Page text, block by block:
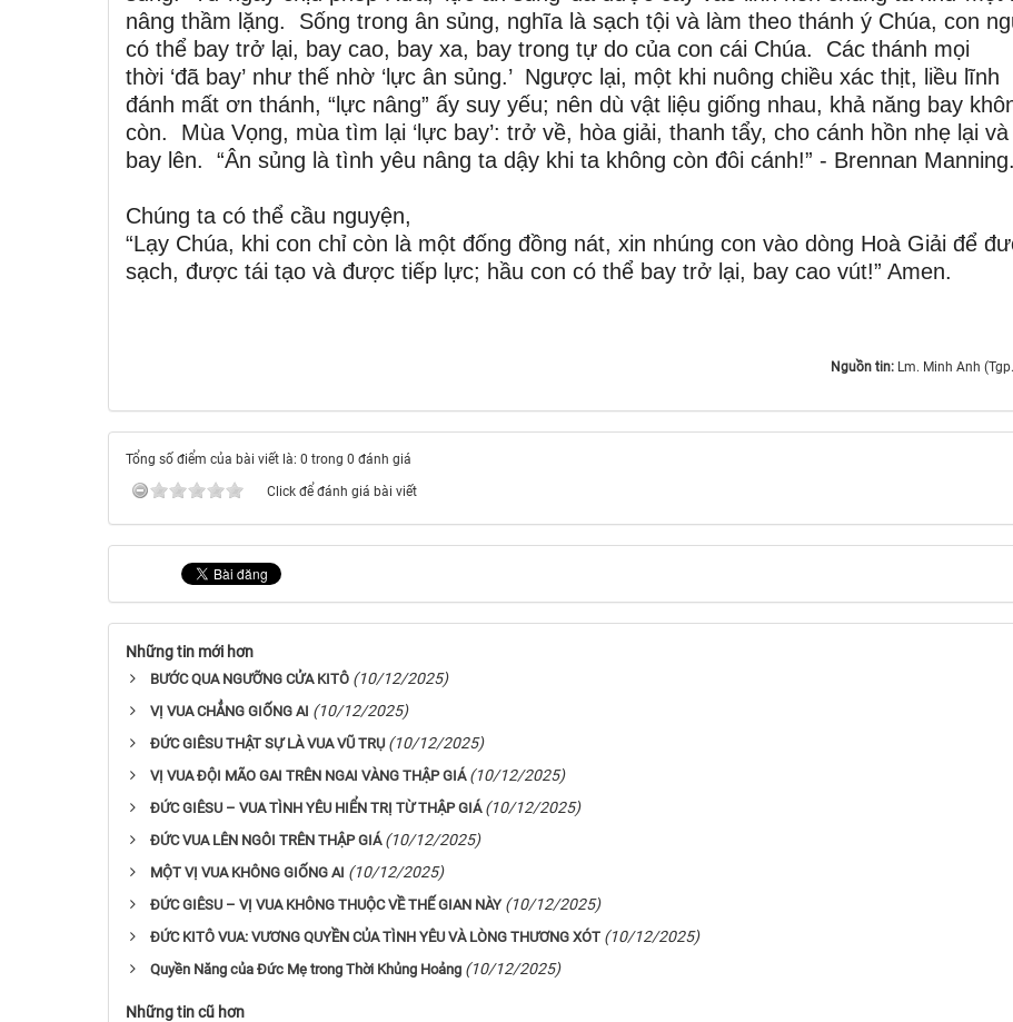
nâng thầm lặng. Sống trong ân sủng, nghĩa là sạch tội và làm theo thánh ý Chúa, con
có thể bay trở lại, bay cao, bay xa, bay trong tự do của con cái Chúa. Các thánh mọi
thời ‘đã bay’ như thế nhờ ‘lực ân sủng.’ Ngược lại, một khi nuông chiều xác thịt, liều lĩnh
đánh mất ơn thánh, “lực nâng” ấy suy yếu; nên dù vật liệu giống nhau, khả năng bay
còn. Mùa Vọng, mùa tìm lại ‘lực bay’: trở về, hòa giải, thanh tẩy, cho cánh hồn nhẹ lại và
bay lên. “Ân sủng là tình yêu nâng ta dậy khi ta không còn đôi cánh!” - Brennan Manning.
Chúng ta có thể cầu nguyện,
“Lạy Chúa, khi con chỉ còn là một đống đồng nát, xin nhúng con vào dòng Hoà Giải để
sạch, được tái tạo và được tiếp lực; hầu con có thể bay trở lại, bay cao vút!” Amen.
Nguồn tin: Lm. Minh Anh
Tổng số điểm của bài viết là: 0 trong 0 đánh giá
Click để đánh giá bài viết
Những tin mới hơn
BƯỚC QUA NGƯỠNG CỬA KITÔ (10/12/2025)
VỊ VUA CHẲNG GIỐNG AI (10/12/2025)
ĐỨC GIÊSU THẬT SỰ LÀ VUA VŨ TRỤ (10/12/2025)
VỊ VUA ĐỘI MÃO GAI TRÊN NGAI VÀNG THẬP GIÁ (10/12/2025)
ĐỨC GIÊSU – VUA TÌNH YÊU HIỂN TRỊ TỪ THẬP GIÁ (10/12/2025)
ĐỨC VUA LÊN NGÔI TRÊN THẬP GIÁ (10/12/2025)
MỘT VỊ VUA KHÔNG GIỐNG AI (10/12/2025)
ĐỨC GIÊSU – VỊ VUA KHÔNG THUỘC VỀ THẾ GIAN NÀY (10/12/2025)
ĐỨC KITÔ VUA: VƯƠNG QUYỀN CỦA TÌNH YÊU VÀ LÒNG THƯƠNG XÓT (10/12/2025)
Quyền Năng của Đức Mẹ trong Thời Khủng Hoảng (10/12/2025)
Những tin cũ hơn